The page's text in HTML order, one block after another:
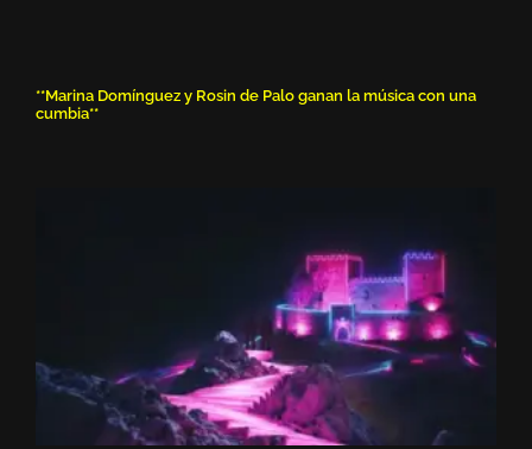
**Marina Domínguez y Rosin de Palo ganan la música con una
cumbia**